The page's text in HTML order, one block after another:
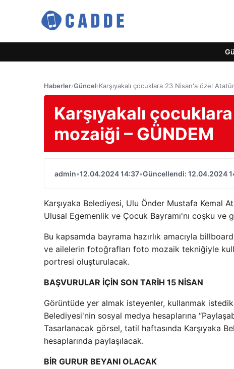
Haberler›Güncel›Karşıyakalı çocuklara 23 Nisan'a özel
Karşıyakalı
mozaiği – GÜNDEM
admin•12.04.2024 14:37•Güncellendi: 12.04.2024
Karşıyaka Belediyesi, Ulu Önder Mustafa Kemal
Ulusal Egemenlik ve Çocuk Bayramı'nı coşku ve
Bu kapsamda bayrama hazırlık amacıyla
ve ailelerin fotoğrafları foto mozaik tekniğiyle
portresi oluşturulacak.
BAŞVURULAR İÇİN SON TARİH 15 NİSAN
Görüntüde yer almak isteyenler, kullanmak
Belediyesi'nin sosyal medya hesaplarına
Tasarlanacak görsel, tatil haftasında Karşıyaka
hesaplarında paylaşılacak.
BİR GURUR BEYANI OLACAK